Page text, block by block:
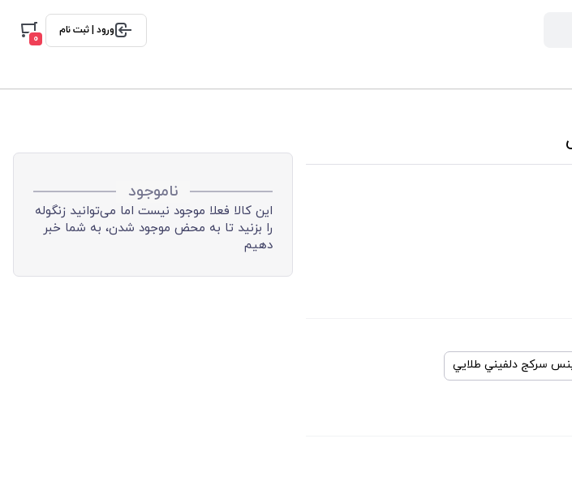
ورود | ثبت نام
0
سركج دلفيني طلايي
ناموجود
این کالا فعلا موجود نیست اما می‌توانید زنگوله
را بزنید تا به محض موجود شدن، به شما خبر
دهیم